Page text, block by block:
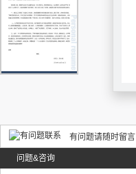
有问题请随时留言
问题&咨询